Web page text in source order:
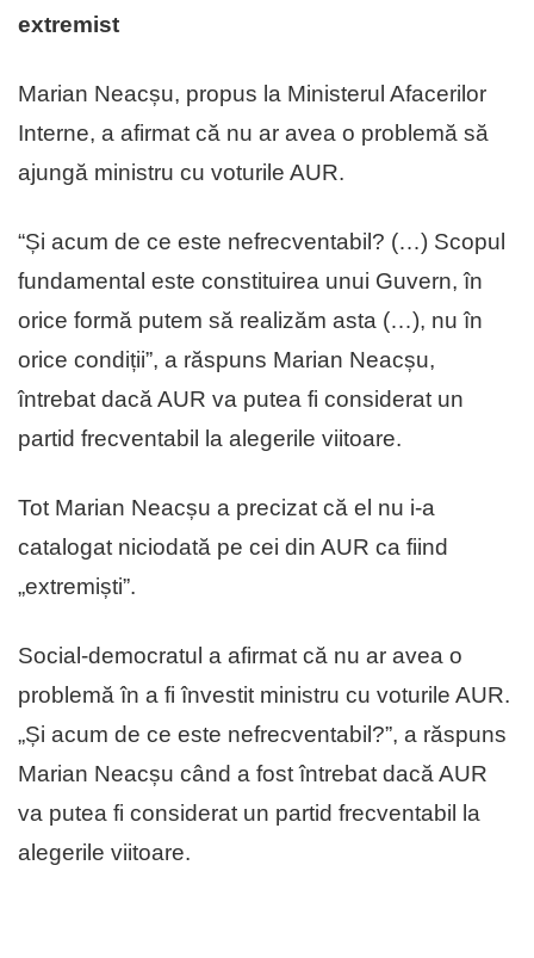
extremist
Marian Neacșu, propus la Ministerul Afacerilor
Interne, a afirmat că nu ar avea o problemă să
ajungă ministru cu voturile AUR.
“Și acum de ce este nefrecventabil? (…) Scopul
fundamental este constituirea unui Guvern, în
orice formă putem să realizăm asta (…), nu în
orice condiții”, a răspuns Marian Neacșu,
întrebat dacă AUR va putea fi considerat un
partid frecventabil la alegerile viitoare.
Tot Marian Neacșu a precizat că el nu i-a
catalogat niciodată pe cei din AUR ca fiind
„extremiști”.
Social-democratul a afirmat că nu ar avea o
problemă în a fi învestit ministru cu voturile AUR.
„Și acum de ce este nefrecventabil?”, a răspuns
Marian Neacșu când a fost întrebat dacă AUR
va putea fi considerat un partid frecventabil la
alegerile viitoare.